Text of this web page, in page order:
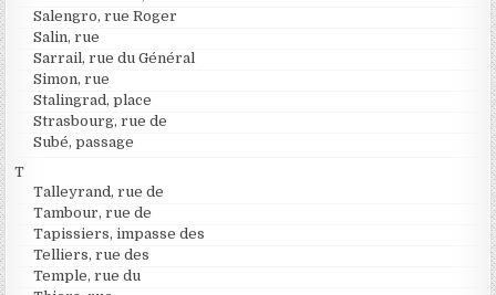
Salengro, rue Roger
Salin, rue
Sarrail, rue du Général
Simon, rue
Stalingrad, place
Strasbourg, rue de
Subé, passage
T
Talleyrand, rue de
Tambour, rue de
Tapissiers, impasse des
Telliers, rue des
Temple, rue du